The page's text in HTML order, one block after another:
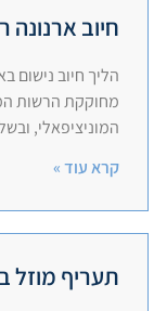
חיוב ארנונה
הליך חיוב נישום
מחוקקת הרשות
המוניציפאלי,
קרא עוד »
תעריף מוזל